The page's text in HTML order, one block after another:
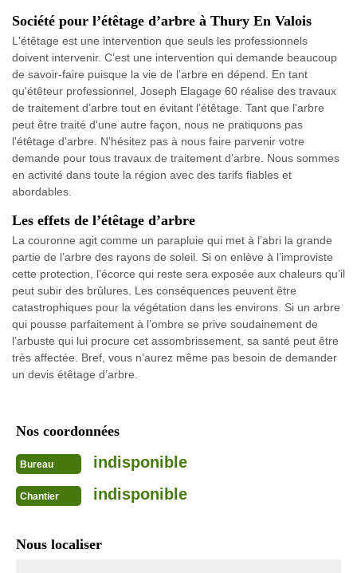
Société pour l’étêtage d’arbre à Thury En Valois
L'étêtage est une intervention que seuls les professionnels
doivent intervenir. C’est une intervention qui demande beaucoup
de savoir-faire puisque la vie de l’arbre en dépend. En tant
qu'étêteur professionnel, Joseph Elagage 60 réalise des travaux
de traitement d’arbre tout en évitant l’étêtage. Tant que l'arbre
peut être traité d'une autre façon, nous ne pratiquons pas
l'étêtage d'arbre. N’hésitez pas à nous faire parvenir votre
demande pour tous travaux de traitement d’arbre. Nous sommes
en activité dans toute la région avec des tarifs fiables et
abordables.
Les effets de l’étêtage d’arbre
La couronne agit comme un parapluie qui met à l’abri la grande
partie de l’arbre des rayons de soleil. Si on enlève à l’improviste
cette protection, l’écorce qui reste sera exposée aux chaleurs qu’il
peut subir des brûlures. Les conséquences peuvent être
catastrophiques pour la végétation dans les environs. Si un arbre
qui pousse parfaitement à l’ombre se prive soudainement de
l’arbuste qui lui procure cet assombrissement, sa santé peut être
très affectée. Bref, vous n’aurez même pas besoin de demander
un devis étêtage d’arbre.
Nos coordonnées
Bureau indisponible
Chantier indisponible
Nous localiser